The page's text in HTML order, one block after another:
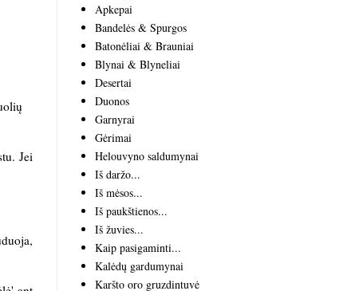
Jei
Apkepai
Bandelės & Spurgos
Batonėliai & Brauniai
Blynai & Blyneliai
Desertai
Duonos
Garnyrai
Gėrimai
Helouvyno saldumynai
Iš daržo...
Iš mėsos...
Iš paukštienos...
Iš žuvies...
Kaip pasigaminti...
Kalėdų gardumynai
Karšto oro gruzdintuvė